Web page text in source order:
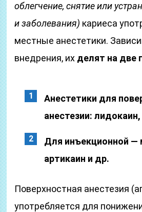
облегчение, снятие или
и заболевания) кариеса
местные анестетики.
внедрения, их делят на две
Анестетики для
анестезии:
Для инъекционной —
артикаин и др.
Поверхностная анестезия
употребляется для